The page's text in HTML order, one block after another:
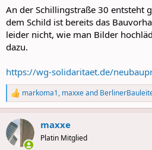
An der Schillingstraße 30 entsteht
dem Schild ist bereits das
leider nicht, wie man Bilder
dazu.
https://wg-solidaritaet.de/
R
e
a
c
t
i
markoma1, maxxeand
maxxe
Platin Mitglied